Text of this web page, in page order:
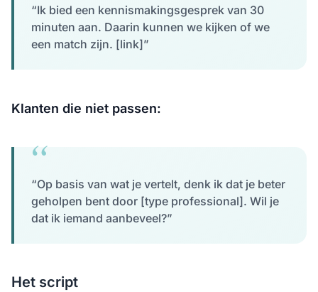
“Ik bied een kennismakingsgesprek van 30
minuten aan. Daarin kunnen we kijken of we
een match zijn. [link]”
Klanten die niet passen:
“Op basis van wat je vertelt, denk ik dat je beter
geholpen bent door [type professional]. Wil je
dat ik iemand aanbeveel?”
Het script